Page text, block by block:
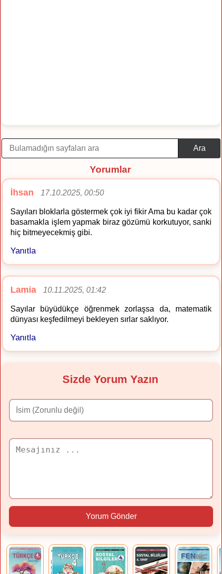
Ara
Yorumlar
İhsan 17.10.2025, 00:50
Sayıları bloklarla göstermek çok iyi fikir Ama bu kadar çok
basamakla işlem yapmak biraz gözümü korkutuyor, sanki
hiç bitmeyecekmiş gibi.
Yanıtla
Lamia 10.11.2025, 01:42
Sayılar büyüdükçe öğrenmek zorlaşsa da, matematik
dünyası keşfedilmeyi bekleyen sırlar saklıyor.
Yanıtla
Sizde Yorum Yazın
Yorum Gönder